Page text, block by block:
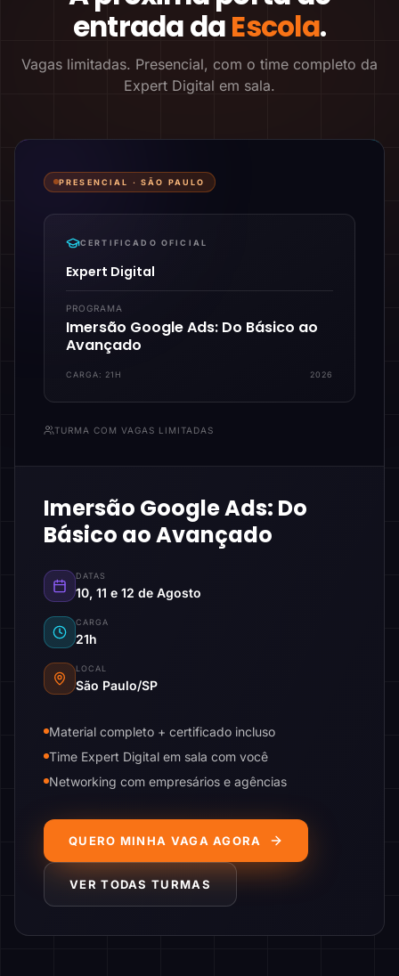
entrada daEscola.
Vagas limitadas. Presencial, com o time completo da
Expert Digital em sala.
PRESENCIAL ·SÃO PAULO
CERTIFICADO OFICIAL
Expert Digital
PROGRAMA
Imersão Google Ads: Do Básico ao
Avançado
CARGA: 21H 2026
TURMA COM VAGAS LIMITADAS
Imersão Google Ads: Do
Básico ao Avançado
DATAS
10, 11 e 12 de Agosto
CARGA
21h
LOCAL
São Paulo/SP
Material completo + certificado incluso
Time Expert Digital em sala com você
Networking com empresários e agências
QUERO MINHA VAGA AGORA
VER TODAS TURMAS